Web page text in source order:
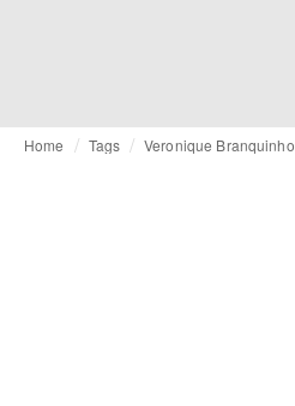
Home Tags Veronique Branquinho